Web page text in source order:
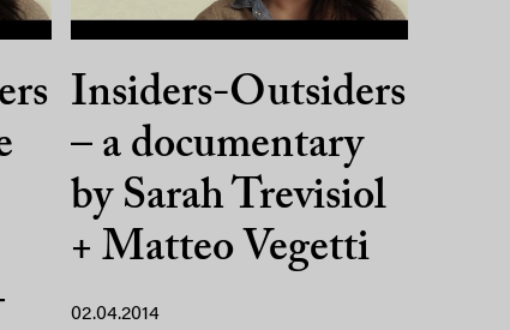
Insiders-Outsiders
– a documentary
by Sarah Trevisiol
+ Matteo Vegetti
02.04.2014